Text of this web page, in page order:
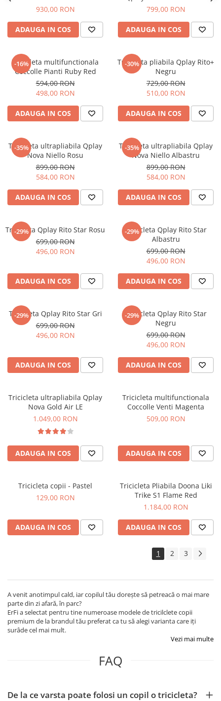
930,00 RON
ADAUGA IN COS
799,00 RON
ADAUGA IN COS
-16%
Tricicleta multifunctionala
Coccolle Pianti Ruby Red
594,00 RON
498,00 RON
ADAUGA IN COS
-30%
Tricicleta pliabila Qplay Rito+
Negru
729,00 RON
510,00 RON
ADAUGA IN COS
-35%
Tricicleta ultrapliabila Qplay
Nova Niello Rosu
899,00 RON
584,00 RON
ADAUGA IN COS
-35%
Tricicleta ultrapliabila Qplay
Nova Niello Albastru
899,00 RON
584,00 RON
ADAUGA IN COS
-29%
Tricicleta Qplay Rito Star Rosu
699,00 RON
496,00 RON
ADAUGA IN COS
-29%
Tricicleta Qplay Rito Star
Albastru
699,00 RON
496,00 RON
ADAUGA IN COS
-29%
Tricicleta Qplay Rito Star Gri
699,00 RON
496,00 RON
ADAUGA IN COS
-29%
Tricicleta Qplay Rito Star
Negru
699,00 RON
496,00 RON
ADAUGA IN COS
Tricicleta ultrapliabila Qplay
Nova Gold Air LE
1.049,00 RON
ADAUGA IN COS
Tricicleta multifunctionala
Coccolle Venti Magenta
509,00 RON
ADAUGA IN COS
Tricicleta copii - Pastel
129,00 RON
ADAUGA IN COS
Tricicleta Pliabila Doona Liki
Trike S1 Flame Red
1.184,00 RON
ADAUGA IN COS
1 2 3
A venit anotimpul cald, iar copilul tău dorește să petreacă o mai mare
parte din zi afară, în parc?
ErFi a selectat pentru tine numeroase modele de tricilclete copii
premium de la brandul tău preferat ca tu să alegi varianta care iți
surâde cel mai mult.
Vezi mai multe
FAQ
De la ce varsta poate folosi un copil o tricicleta?